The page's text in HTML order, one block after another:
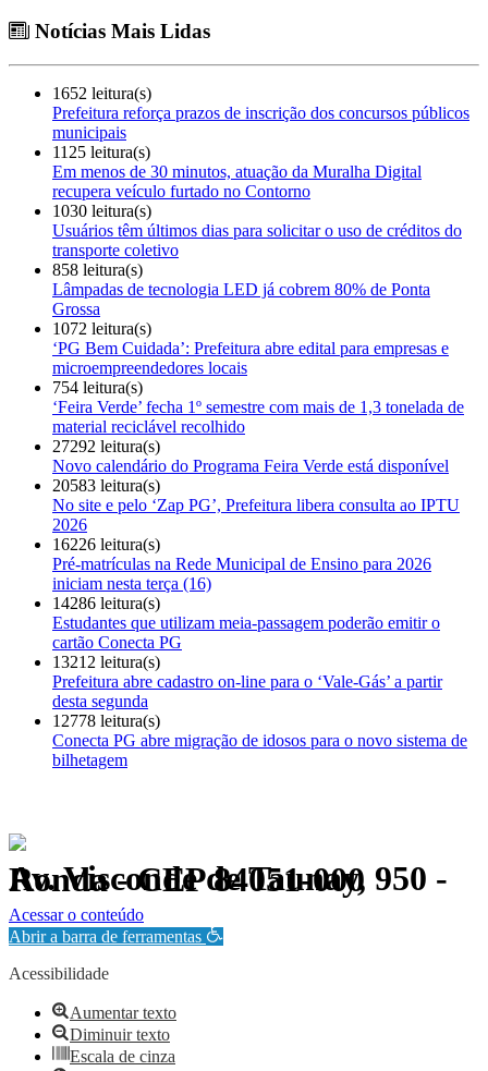
Notícias Mais Lidas
1652 leitura(s)
Prefeitura reforça prazos de inscrição dos concursos públicos
municipais
1125 leitura(s)
Em menos de 30 minutos, atuação da Muralha Digital
recupera veículo furtado no Contorno
1030 leitura(s)
Usuários têm últimos dias para solicitar o uso de créditos do
transporte coletivo
858 leitura(s)
Lâmpadas de tecnologia LED já cobrem 80% de Ponta
Grossa
1072 leitura(s)
‘PG Bem Cuidada’: Prefeitura abre edital para empresas e
microempreendedores locais
754 leitura(s)
‘Feira Verde’ fecha 1º semestre com mais de 1,3 tonelada de
material reciclável recolhido
27292 leitura(s)
Novo calendário do Programa Feira Verde está disponível
20583 leitura(s)
No site e pelo ‘Zap PG’, Prefeitura libera consulta ao IPTU
2026
16226 leitura(s)
Pré-matrículas na Rede Municipal de Ensino para 2026
iniciam nesta terça (16)
14286 leitura(s)
Estudantes que utilizam meia-passagem poderão emitir o
cartão Conecta PG
13212 leitura(s)
Prefeitura abre cadastro on-line para o ‘Vale-Gás’ a partir
desta segunda
12778 leitura(s)
Conecta PG abre migração de idosos para o novo sistema de
bilhetagem
Av. Visconde de Taunay, 950 - Ronda - CEP 84051-000
Política de Privacidade.
Acessar o conteúdo
Abrir a barra de ferramentas
Acessibilidade
Aumentar texto
Diminuir texto
Escala de cinza